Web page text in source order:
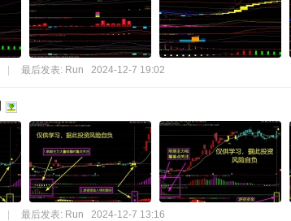
最后发表: Run 2024-12-7 19:02
最后发表: Run 2024-12-7 13:16